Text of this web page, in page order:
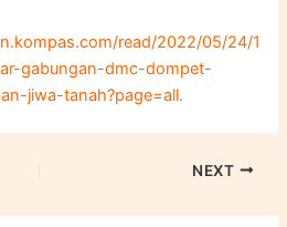
read/2022/05/24/1
gabungan-dmc-dompet-
jiwa-tanah?page=all.
NEXT